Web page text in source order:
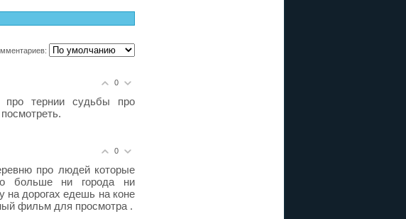
0
про тернии судьбы про
0
про людей которые
больше ни города ни
на дорогах едешь на коне
фильм для просмотра .